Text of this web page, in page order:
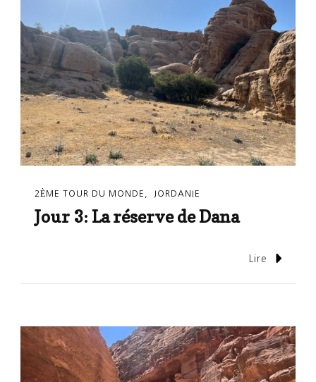
2ÈME TOUR DU MONDE JORDANIE
Jour 3: La réserve de Dana
Lire